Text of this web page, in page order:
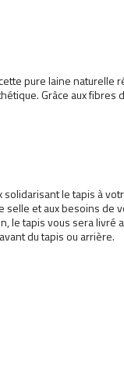
pure laine naturelle
Grâce aux fibres
le tapis à
et aux besoins de
le tapis vous sera livré
du tapis ou arrière.